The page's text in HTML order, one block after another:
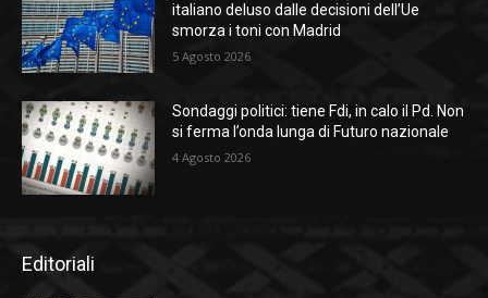
italiano deluso dalle decisioni dell’Ue
smorza i toni con Madrid
5 Agosto 2026
Sondaggi politici: tiene Fdi, in calo il Pd. Non
si ferma l’onda lunga di Futuro nazionale
4 Agosto 2026
Editoriali